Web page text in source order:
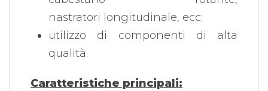
nastratori longitudinale, ecc;
utilizzo di componenti di alta
qualità.
Caratteristiche principali: